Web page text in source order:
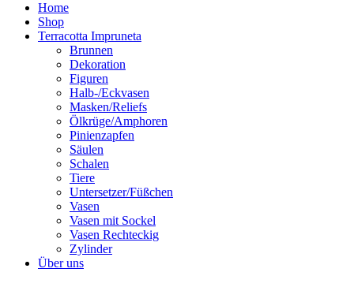
Home
Shop
Terracotta Impruneta
Brunnen
Dekoration
Figuren
Halb-/Eckvasen
Masken/Reliefs
Ölkrüge/Amphoren
Pinienzapfen
Säulen
Schalen
Tiere
Untersetzer/Füßchen
Vasen
Vasen mit Sockel
Vasen Rechteckig
Zylinder
Über uns